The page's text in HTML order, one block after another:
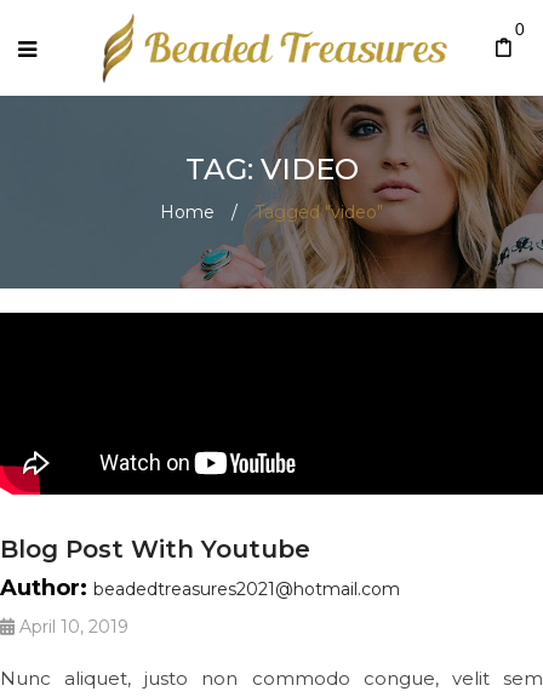
0
TAG: VIDEO
Home / Tagged "video"
Blog Post With Youtube
Author: beadedtreasures2021@hotmail.com
April 10, 2019
Nunc aliquet, justo non commodo congue, velit sem